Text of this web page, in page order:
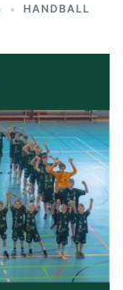
HANDBALL